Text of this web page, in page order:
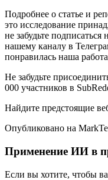
Подробнее о статье и
это исследование
не забудьте
нашему каналу в
понравилась наша
Не забудьте
000 участников в
Найдите предстоящие
Опубликовано на
Применение ИИ в
Если вы хотите, чтобы